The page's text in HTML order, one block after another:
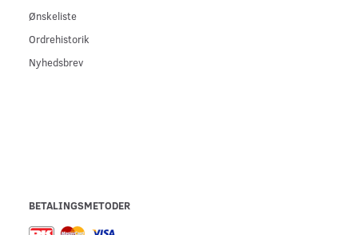
Ønskeliste
Ordrehistorik
Nyhedsbrev
BETALINGSMETODER